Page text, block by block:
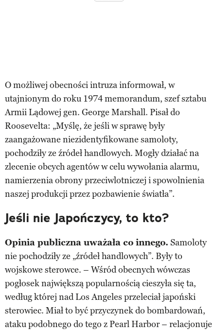
O możliwej obecności intruza informował, w
utajnionym do roku 1974 memorandum, szef sztabu
Armii Lądowej gen. George Marshall. Pisał do
Roosevelta: „Myślę, że jeśli w sprawę były
zaangażowane niezidentyfikowane samoloty,
pochodziły ze źródeł handlowych. Mogły działać na
zlecenie obcych agentów w celu wywołania alarmu,
namierzenia obrony przeciwlotniczej i spowolnienia
naszej produkcji przez pozbawienie światła”.
Jeśli nie Japończycy, to kto?
Opinia publiczna uważała co innego. Samoloty
nie pochodziły ze „źródeł handlowych”. Były to
wojskowe sterowce. – Wśród obecnych wówczas
pogłosek największą popularnością cieszyła się ta,
według której nad Los Angeles przeleciał japoński
sterowiec. Miał to być przyczynek do bombardowań,
ataku podobnego do tego z Pearl Harbor – relacjonuje